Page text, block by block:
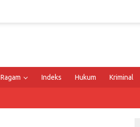
Ragam Indeks Hukum Kriminal